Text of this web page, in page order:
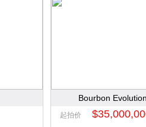
Bourbon
起拍价